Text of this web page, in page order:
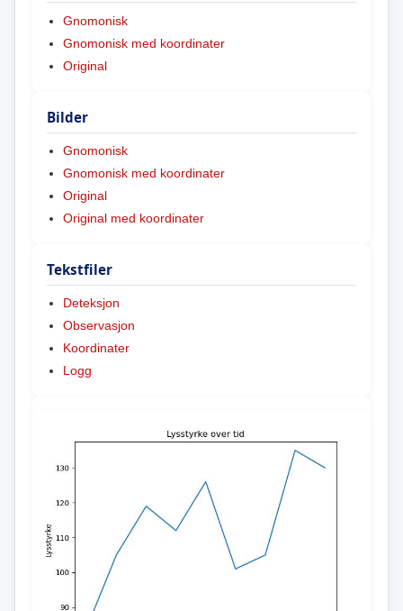
Gnomonisk
Gnomonisk med koordinater
Original
Bilder
Gnomonisk
Gnomonisk med koordinater
Original
Original med koordinater
Tekstfiler
Deteksjon
Observasjon
Koordinater
Logg